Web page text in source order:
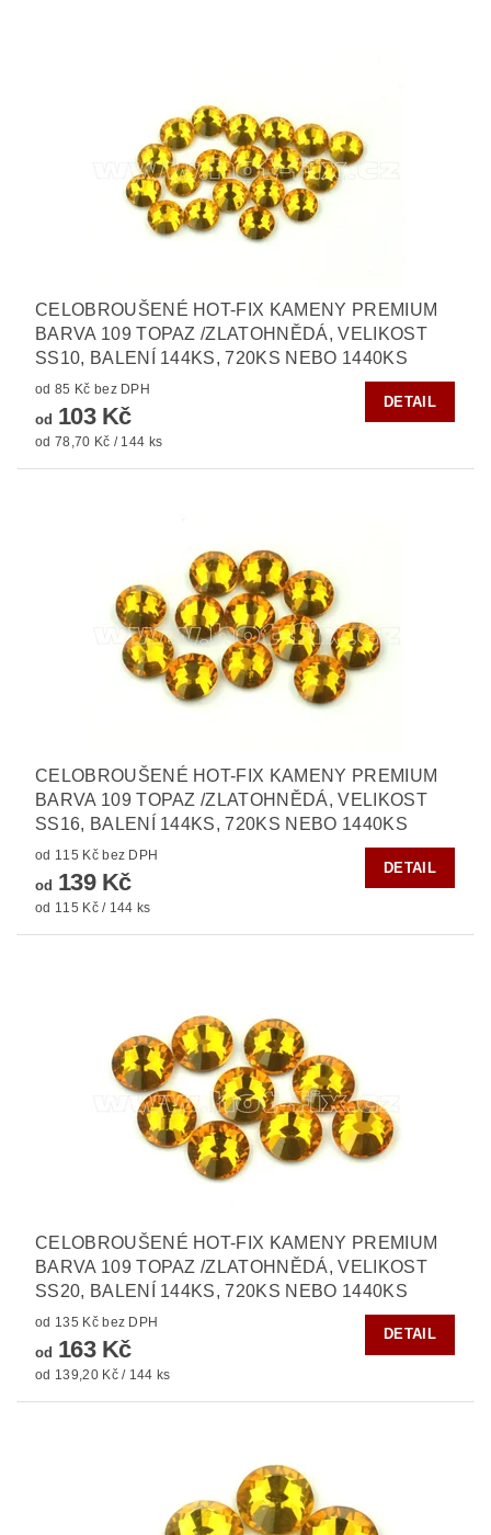
CELOBROUŠENÉ HOT-FIX KAMENY PREMIUM
BARVA 109 TOPAZ /ZLATOHNĚDÁ, VELIKOST
SS10, BALENÍ 144KS, 720KS NEBO 1440KS
od 85 Kč bez DPH
od 103 Kč
od 78,70 Kč / 144 ks
DETAIL
CELOBROUŠENÉ HOT-FIX KAMENY PREMIUM
BARVA 109 TOPAZ /ZLATOHNĚDÁ, VELIKOST
SS16, BALENÍ 144KS, 720KS NEBO 1440KS
od 115 Kč bez DPH
od 139 Kč
od 115 Kč / 144 ks
DETAIL
CELOBROUŠENÉ HOT-FIX KAMENY PREMIUM
BARVA 109 TOPAZ /ZLATOHNĚDÁ, VELIKOST
SS20, BALENÍ 144KS, 720KS NEBO 1440KS
od 135 Kč bez DPH
od 163 Kč
od 139,20 Kč / 144 ks
DETAIL